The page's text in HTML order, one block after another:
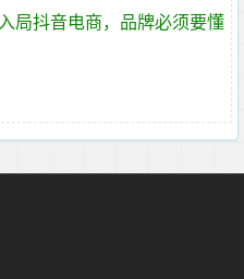
入局抖音电商，品牌必须要懂